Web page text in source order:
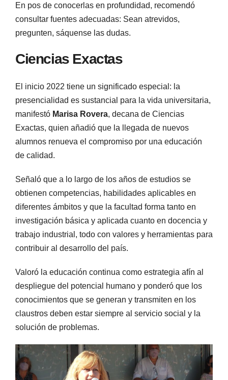
En pos de conocerlas en profundidad, recomendó
consultar fuentes adecuadas: Sean atrevidos,
pregunten, sáquense las dudas.
Ciencias Exactas
El inicio 2022 tiene un significado especial: la
presencialidad es sustancial para la vida universitaria,
manifestó Marisa Rovera, decana de Ciencias
Exactas, quien añadió que la llegada de nuevos
alumnos renueva el compromiso por una educación
de calidad.
Señaló que a lo largo de los años de estudios se
obtienen competencias, habilidades aplicables en
diferentes ámbitos y que la facultad forma tanto en
investigación básica y aplicada cuanto en docencia y
trabajo industrial, todo con valores y herramientas para
contribuir al desarrollo del país.
Valoró la educación continua como estrategia afín al
despliegue del potencial humano y ponderó que los
conocimientos que se generan y transmiten en los
claustros deben estar siempre al servicio social y la
solución de problemas.